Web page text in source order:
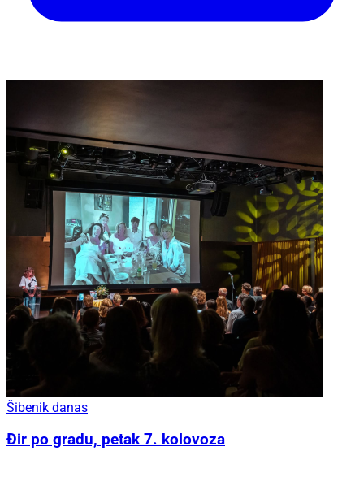
Šibenik danas
Đir po gradu, petak 7. kolovoza